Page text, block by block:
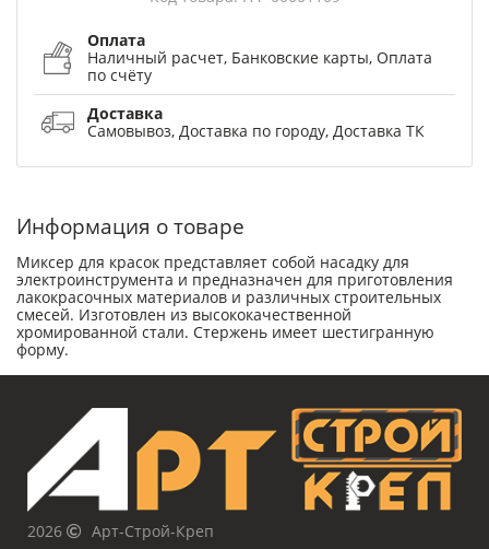
Оплата
Наличный расчет, Банковские карты, Оплата
по счёту
Доставка
Самовывоз, Доставка по городу, Доставка ТК
Информация о товаре
Миксер для красок представляет собой насадку для
электроинструмента и предназначен для приготовления
лакокрасочных материалов и различных строительных
смесей. Изготовлен из высококачественной
хромированной стали. Стержень имеет шестигранную
форму.
2026
Арт-Строй-Креп